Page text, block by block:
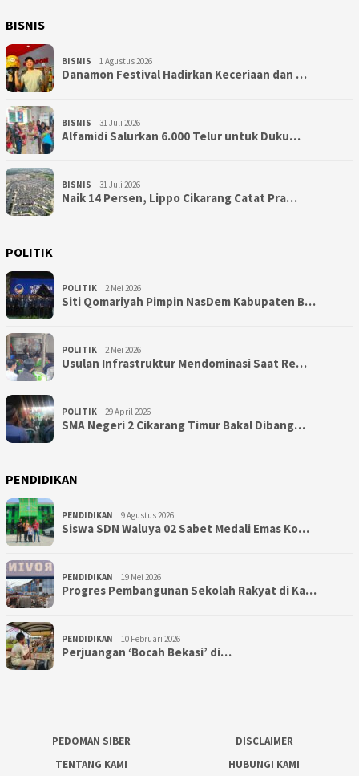
BISNIS
BISNIS 1 Agustus 2026
Danamon Festival Hadirkan Keceriaan dan …
BISNIS 31 Juli 2026
Alfamidi Salurkan 6.000 Telur untuk Duku…
BISNIS 31 Juli 2026
Naik 14 Persen, Lippo Cikarang Catat Pra…
POLITIK
POLITIK 2 Mei 2026
Siti Qomariyah Pimpin NasDem Kabupaten B…
POLITIK 2 Mei 2026
Usulan Infrastruktur Mendominasi Saat Re…
POLITIK 29 April 2026
SMA Negeri 2 Cikarang Timur Bakal Dibang…
PENDIDIKAN
PENDIDIKAN 9 Agustus 2026
Siswa SDN Waluya 02 Sabet Medali Emas Ko…
PENDIDIKAN 19 Mei 2026
Progres Pembangunan Sekolah Rakyat di Ka…
PENDIDIKAN 10 Februari 2026
Perjuangan ‘Bocah Bekasi’ di…
PEDOMAN SIBER
DISCLAIMER
TENTANG KAMI
HUBUNGI KAMI